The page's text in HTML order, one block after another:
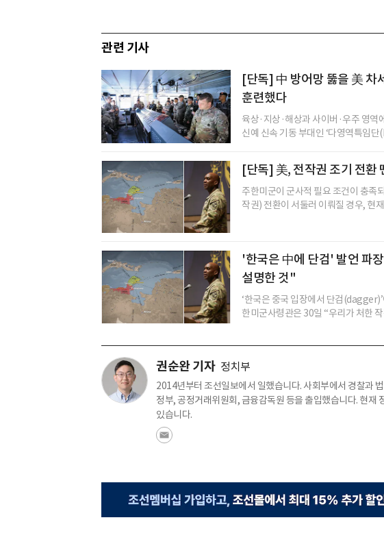
관련 기사
[단독] 中 방어망 뚫을 美 차
훈련했다
육상·지상·해상과 사이버·우주 영역
신예 신속 기동 부대인 ‘다영역특임
[단독] 美, 전작권 조기 전환
주한미군이 군사적 필요 조건이 충족
작권) 전환이 서둘러 이뤄질 경우, 현
'한국은 中에 단검' 발언 파
설명한 것"
‘한국은 중국 입장에서 단검
한미군사령관은 30일 “우리가 처한
권순완 기자 정치부
2014년부터 조선일보에서 일했습니다. 사회부에서 경찰과
정부, 공정거래위원회, 금융감독원 등을 출입했습니다. 현재
있습니다.